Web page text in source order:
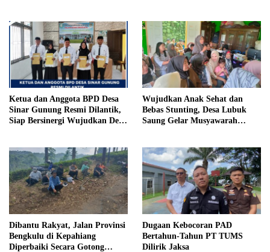
Penjara
Ketua dan Anggota BPD Desa
Sinar Gunung Resmi Dilantik,
Siap Bersinergi Wujudkan Desa
Wujudkan Anak Sehat dan
Bebas Stunting, Desa Lubuk
Saung Gelar Musyawarah
Dibantu Rakyat, Jalan Provinsi
Bengkulu di Kepahiang
Diperbaiki Secara Gotong
Dugaan Kebocoran PAD
Bertahun-Tahun PT TUMS
Dilirik Jaksa